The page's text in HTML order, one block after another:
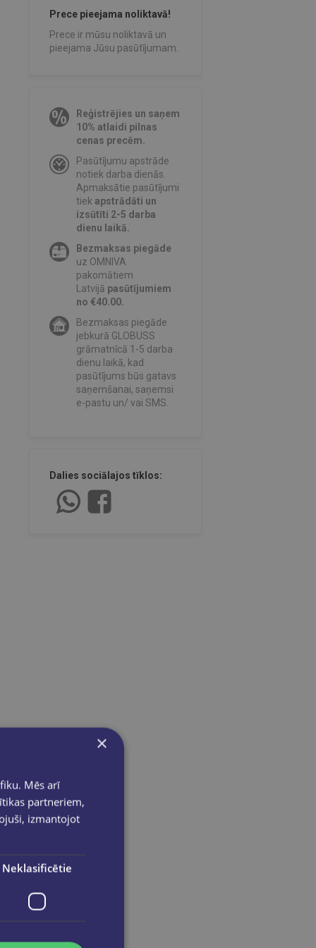
Prece pieejama noliktavā!
Prece ir mūsu noliktavā un
pieejama Jūsu pasūtījumam.
Reģistrējies un saņem
10% atlaidi pilnas
cenas precēm.
Pasūtījumu apstrāde
notiek darba dienās.
Apmaksātie pasūtījumi
tiekapstrādāti un
izsūtīti 2-5 darba
dienu laikā.
Bezmaksas piegāde
uz OMNIVA
pakomātiem
Latvijā pasūtījumiem
no €40.00.
Bezmaksas piegāde
jebkurā GLOBUSS
grāmatnīcā 1-5 darba
dienu laikā, kad
pasūtījums būs gatavs
saņemšanai, saņemsi
e-pastu un/ vai SMS.
Dalies sociālajos tīklos:
×
Mēs arī
partneriem,
izmantojot
Neklasificētie